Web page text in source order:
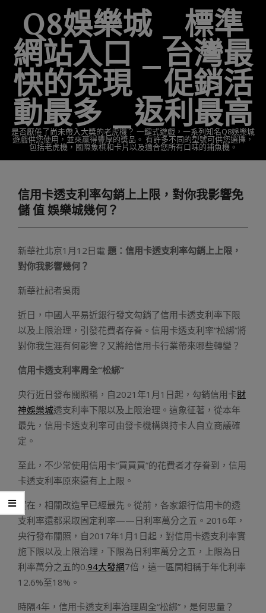
contentQ8娛樂城 _標準
網站入口 _台灣最
快的兌現 _促銷活
動最多 _返利最高
是否厭倦了尚未帶入大獎的老虎機？ 一鍵式遊戲，一系列知名Q8娛樂城
遊戲供您使用，並來贏得豐厚的獎品。 有許多不同的型號可供您選擇，
包括老虎機，國際象棋和卡片以及適合您所有口味的捕魚機。
Menu信用卡透支利率勾銷上上限，對你我影響免
儲 值 娛樂城幾何？
新華社北京1月12日電 題：信用卡透支利率勾銷上上限，
對你我影響幾何？
新華社記者吳雨
近日，中國人平易近銀行發文勾銷了信用卡透支利率下限
以及上限治理，引發花費者存眷。信用卡透支利率“松綁”將
對你我生涯有何影響？又將給信用卡行業帶來哪些轉變？
信用卡透支利率周全“松綁”
央行近日發布關照稱，自2021年1月1日起，勾銷信用卡財
神娛樂城透支利率下限以及上限治理。這象征著，從本年
最先，信用卡透支利率可由發卡機構與持卡人自立商議確
定。
至此，不少常使用信用卡“買買買”的花費者才存眷到，信用
卡透支利率原來還有上上限。
實在，相關改造早已經最先。從前，各家銀行信用卡的透
支利率還都采取固定利率——日利率萬分之五。2016年，
央行發布關照，自2017年1月1日起，對信用卡透支利率實
施下限以及上限治理，下限為日利率萬分之五，上限為日
利率萬分之五的0.94大發網7倍，這一區間相稱于年化利率
12.6%至18%。
時隔4年，信用卡透支利率治理周全“松綁”，是何思量？